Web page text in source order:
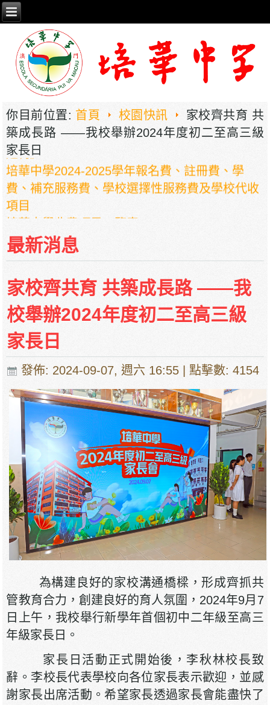
你目前位置: 首頁 校園快訊
家校齊共育 共
築成長路 ——我校舉辦2024年度初二至高三級
家長日
相融，技教生香——澳门三融六通九评教育模式
建构》
培華中學2024-2025學年報名費、註冊費、學
費、補充服務費、學校選擇性服務費及學校代收
項目
培華中學收費項目一覽表
最新消息
家校齊共育 共築成長路 ——我
校舉辦2024年度初二至高三級
家長日
發佈: 2024-09-07, 週六 16:55 | 點擊數: 4154
為構建良好的家校溝通橋樑，形成齊抓共
管教育合力，創建良好的育人氛圍，2024年9月7
日上午，我校舉行新學年首個初中二年級至高三
年級家長日。
家長日活動正式開始後，李秋林校長致
辭。李校長代表學校向各位家長表示歡迎，並感
謝家長出席活動。希望家長透過家長會能盡快了